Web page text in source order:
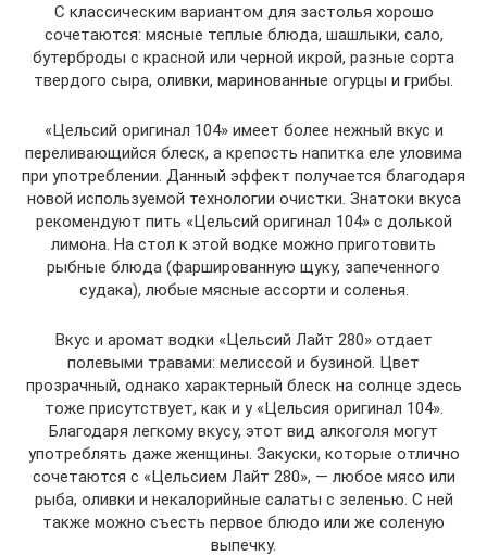
С классическим вариантом для застолья хорошо
сочетаются: мясные теплые блюда, шашлыки, сало,
бутерброды с красной или черной икрой, разные сорта
твердого сыра, оливки, маринованные огурцы и грибы.
«Цельсий оригинал 104» имеет более нежный вкус и
переливающийся блеск, а крепость напитка еле уловима
при употреблении. Данный эффект получается благодаря
новой используемой технологии очистки. Знатоки вкуса
рекомендуют пить «Цельсий оригинал 104» с долькой
лимона. На стол к этой водке можно приготовить
рыбные блюда (фаршированную щуку, запеченного
судака), любые мясные ассорти и соленья.
Вкус и аромат водки «Цельсий Лайт 280» отдает
полевыми травами: мелиссой и бузиной. Цвет
прозрачный, однако характерный блеск на солнце здесь
тоже присутствует, как и у «Цельсия оригинал 104».
Благодаря легкому вкусу, этот вид алкоголя могут
употреблять даже женщины. Закуски, которые отлично
сочетаются с «Цельсием Лайт 280», — любое мясо или
рыба, оливки и некалорийные салаты с зеленью. С ней
также можно съесть первое блюдо или же соленую
выпечку.